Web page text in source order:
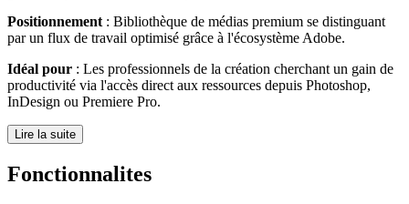
Positionnement : Bibliothèque de médias premium se distinguant
par un flux de travail optimisé grâce à l'écosystème Adobe.
Idéal pour : Les professionnels de la création cherchant un gain de
productivité via l'accès direct aux ressources depuis Photoshop,
InDesign ou Premiere Pro.
Lire la suite
Fonctionnalites